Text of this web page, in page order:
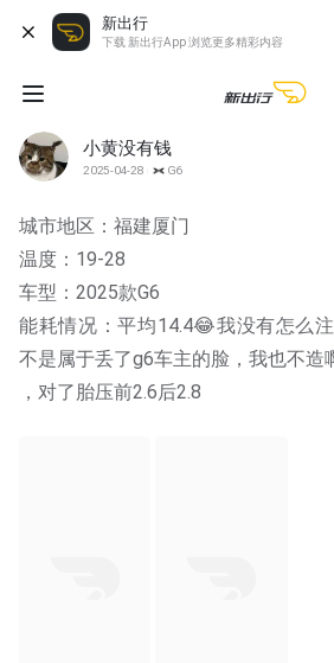
新出行
下载 新出行App 浏览更多精彩内容
小黄没有钱
2025-04-28 G6
城市地区：福建厦门
温度：19-28
车型：2025款G6
能耗情况：平均14.4😂我没有怎么
不是属于丢了g6车主的脸，我也不造
，对了胎压前2.6后2.8